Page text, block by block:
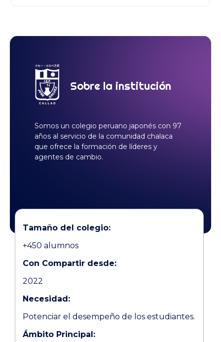
Sobre la institución
Somos un colegio peruano japonés con 97
años al servicio de la comunidad chalaca
que ofrece la formación de líderes y
agentes de cambio.
Tamaño del colegio:
+450 alumnos
Con Compartir desde:
2022
Necesidad:
Potenciar el desempeño de los estudiantes.
Ámbito Principal: